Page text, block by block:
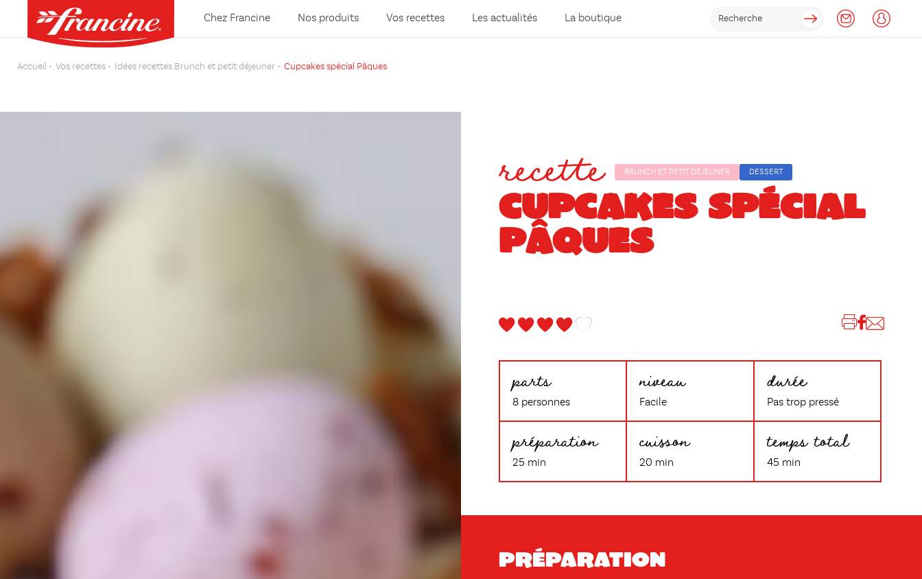
Chez Francine Nos produits Vos recettes Les actualités La boutique
Accueil Vos recettes Idées recettes Brunch et petit déjeuner Cupcakes spécial Pâques
recette BRUNCH ET PETIT DÉJEUNER DESSERT
CUPCAKES SPÉCIAL
PÂQUES
parts
8 personnes
niveau
Facile
durée
Pas trop pressé
préparation
25 min
cuisson
20 min
temps total
45 min
Préparation